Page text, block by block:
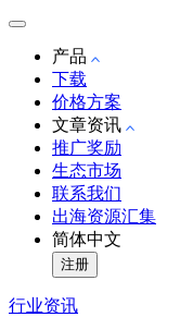
产品
下载
价格方案
文章资讯
推广奖励
生态市场
联系我们
出海资源汇集
简体中文
注册
行业资讯